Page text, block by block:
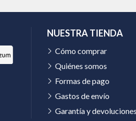
NUESTRA TIENDA
Cómo comprar
Quiénes somos
Formas de pago
Gastos de envío
Garantía y devoluciones